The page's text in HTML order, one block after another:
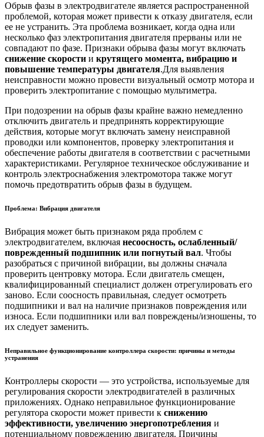
Обрыв фазы в электродвигателе является распространенной
проблемой, которая может привести к отказу двигателя, если
ее не устранить. Эта проблема возникает, когда одна или
несколько фаз электропитания двигателя прерваны или не
совпадают по фазе. Признаки обрыва фазы могут включать
снижение скорости и крутящего момента, вибрацию и
повышение температуры двигателя.Для выявления
неисправности можно провести визуальный осмотр мотора и
проверить электропитание с помощью мультиметра.
При подозрении на обрыв фазы крайне важно немедленно
отключить двигатель и предпринять корректирующие
действия, которые могут включать замену неисправной
проводки или компонентов, проверку электропитания и
обеспечение работы двигателя в соответствии с расчетными
характеристиками. Регулярное техническое обслуживание и
контроль электроснабжения электромотора также могут
помочь предотвратить обрыв фазы в будущем.
Проблема: Вибрация двигателя
Вибрация может быть признаком ряда проблем с
электродвигателем, включая несоосность, ослабленный/
поврежденный подшипник или погнутый вал. Чтобы
разобраться с причиной вибрации, вы должны сначала
проверить центровку мотора. Если двигатель смещен,
квалифицированный специалист должен отрегулировать его
заново. Если соосность правильная, следует осмотреть
подшипники и вал на наличие признаков повреждения или
износа. Если подшипники или вал повреждены/изношены, то
их следует заменить.
Неправильное функционирование контроллера скорости: причины и методы
устранения
Контроллеры скорости — это устройства, используемые для
регулирования скорости электродвигателей в различных
приложениях. Однако неправильное функционирование
регулятора скорости может привести к снижению
эффективности, увеличению энергопотребления и
потенциальному повреждению двигателя. Причины